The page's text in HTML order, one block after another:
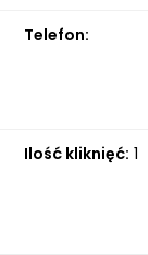
Telefon:
Ilość kliknięć: 1